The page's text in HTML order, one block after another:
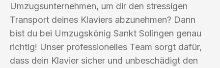
Umzugsunternehmen, um dir den stressigen
Transport deines Klaviers abzunehmen? Dann
bist du bei Umzugskönig Sankt Solingen genau
richtig! Unser professionelles Team sorgt dafür,
dass dein Klavier sicher und unbeschädigt den